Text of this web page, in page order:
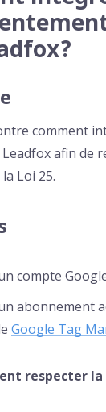
comment
Leadfox afin de
Loi 25.
compte
abonnement
Google Tag
respecter